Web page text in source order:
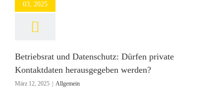
03, 2025
Betriebsrat und Datenschutz: Dürfen private
Kontaktdaten herausgegeben werden?
März 12, 2025 Allgemein